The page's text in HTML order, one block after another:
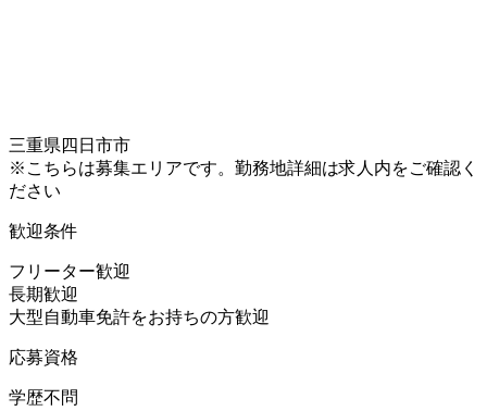
三重県四日市市
※こちらは募集エリアです。勤務地詳細は求人内をご確認く
ださい
歓迎条件
フリーター歓迎
長期歓迎
大型自動車免許をお持ちの方歓迎
応募資格
学歴不問